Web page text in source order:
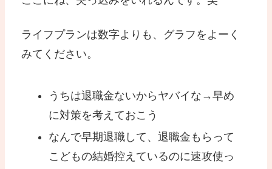
ライフプランは数字よりも、グラフをよーく
みてください。
うちは退職金ないからヤバイな→早め
に対策を考えておこう
なんで早期退職して、退職金もらって
こどもの結婚控えているのに速攻使っ